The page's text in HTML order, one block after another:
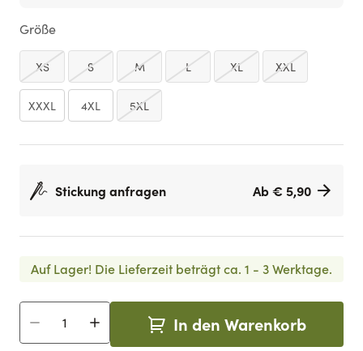
Größe
XS S M L XL XXL
XXXL 4XL 5XL
Stickung anfragen Ab € 5,90
Auf Lager! Die Lieferzeit beträgt ca. 1 - 3 Werktage.
Menge In den Warenkorb